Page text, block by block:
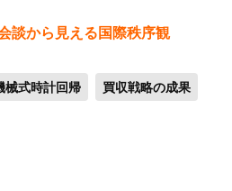
談から見える国際秩序観
械式時計回帰 買収戦略の成果